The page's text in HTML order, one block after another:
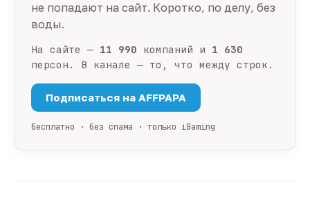
не попадают на сайт. Коротко, по делу, без
воды.
На сайте — 11 990 компаний и 1 630
персон. В канале — то, что между строк.
Подписаться на AFFPAPA
бесплатно · без спама · только iGaming